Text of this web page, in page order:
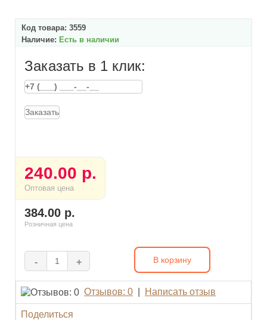
Код товара: 3559
Наличие: Есть в наличии
Заказать в 1 клик:
Заказать
240.00 р.
Оптовая цена
384.00 р.
Розничная цена
- + В корзину
Отзывов: 0 Написать отзыв
Поделиться